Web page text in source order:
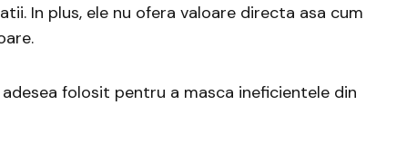
In plus, ele nu ofera valoare directa asa cum
folosit pentru a masca ineficientele din